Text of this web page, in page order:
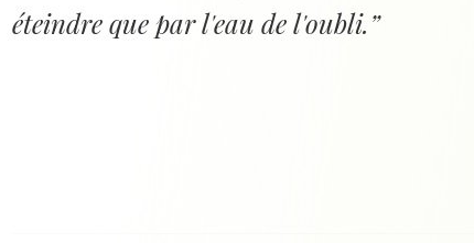
éteindre que par l'eau de l'oubli.”